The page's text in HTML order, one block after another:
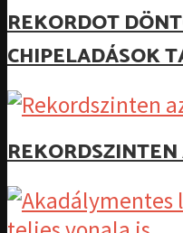
REKORDOT
CHIPELADÁSOK